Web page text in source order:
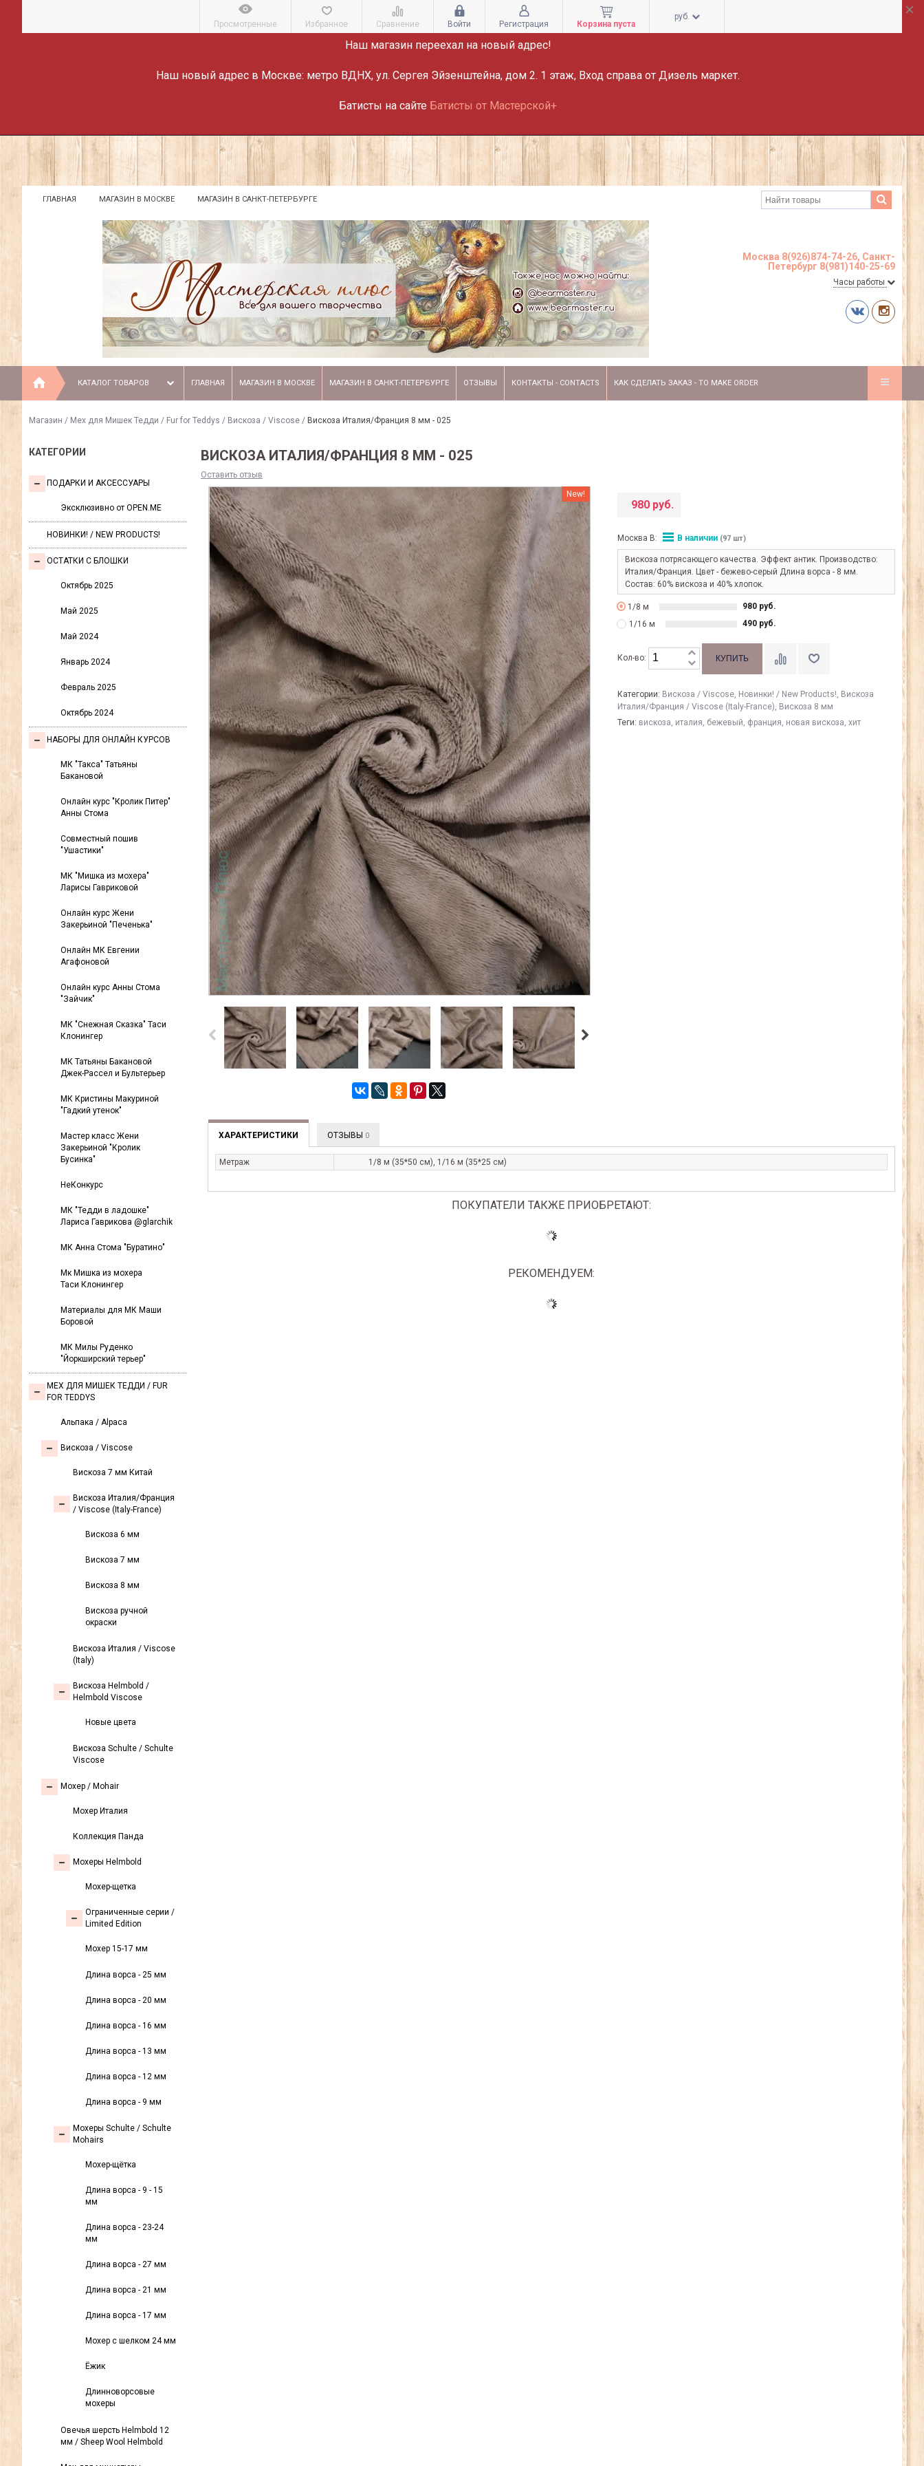
ВНИМАНИЕ!
Наш магазин переехал на новый адрес!
Наш новый адрес в Москве: метро ВДНХ, ул. Сергея Эйзенштейна, дом 2. 1 этаж, Вход справа от Дизель маркет.
Батисты на сайте Батисты от Мастерской+
Просмотренные Избранное Сравнение Войти Регистрация Корзина пуста
руб.
ГЛАВНАЯ МАГАЗИН В МОСКВЕ МАГАЗИН В САНКТ-ПЕТЕРБУРГЕ
Москва 8(926)874-74-26, Санкт-
Петербург 8(981)140-25-69
Часы работы
КАТАЛОГ ТОВАРОВ ГЛАВНАЯ МАГАЗИН В МОСКВЕ МАГАЗИН В САНКТ-ПЕТЕРБУРГЕ ОТЗЫВЫ КОНТАКТЫ - CONTACTS КАК СДЕЛАТЬ ЗАКАЗ - TO MAKE ORDER
Магазин / Мех для Мишек Тедди / Fur for Teddys / Вискоза / Viscose / Вискоза Италия/Франция 8 мм - 025
КАТЕГОРИИ
ПОДАРКИ И АКСЕССУАРЫ
Эксклюзивно от OPEN.ME
НОВИНКИ! / NEW PRODUCTS!
ОСТАТКИ С БЛОШКИ
Октябрь 2025
Май 2025
Май 2024
Январь 2024
Февраль 2025
Октябрь 2024
НАБОРЫ ДЛЯ ОНЛАЙН КУРСОВ
МК "Такса" Татьяны
Бакановой
Онлайн курс "Кролик Питер"
Анны Стома
Совместный пошив
"Ушастики"
МК "Мишка из мохера"
Ларисы Гавриковой
Онлайн курс Жени
Закерьиной "Печенька"
Онлайн МК Евгении
Агафоновой
Онлайн курс Анны Стома
"Зайчик"
МК "Снежная Сказка" Таси
Клонингер
МК Татьяны Бакановой
Джек-Рассел и Бультерьер
МК Кристины Макуриной
"Гадкий утенок"
Мастер класс Жени
Закерьиной "Кролик
Бусинка"
НеКонкурс
МК "Тедди в ладошке"
Лариса Гаврикова @glarchik
МК Анна Стома "Буратино"
Мк Мишка из мохера
Таси Клонингер
Материалы для МК Маши
Боровой
МК Милы Руденко
"Йоркширский терьер"
МЕХ ДЛЯ МИШЕК ТЕДДИ / FUR
FOR TEDDYS
Альпака / Alpaca
Вискоза / Viscose
Вискоза 7 мм Китай
Вискоза Италия/Франция
/ Viscose (Italy-France)
Вискоза 6 мм
Вискоза 7 мм
Вискоза 8 мм
Вискоза ручной
окраски
Вискоза Италия / Viscose
(Italy)
Вискоза Helmbold /
Helmbold Viscose
Новые цвета
Вискоза Sсhulte / Schulte
Viscose
Моxер / Mohair
Мохер Италия
Коллекция Панда
Мохеры Helmbold
Мохер-щетка
Ограниченные серии /
Limited Edition
Мохер 15-17 мм
Длина ворса - 25 мм
Длина ворса - 20 мм
Длина ворса - 16 мм
Длина ворса - 13 мм
Длина ворса - 12 мм
Длина ворса - 9 мм
Мохеры Sсhulte / Schulte
Mohairs
Мохер-щётка
Длина ворса - 9 - 15
мм
Длина ворса - 23-24
мм
Длина ворса - 27 мм
Длина ворса - 21 мм
Длина ворса - 17 мм
Мохер с шелком 24 мм
Ёжик
Длинноворсовые
мохеры
Овечья шерсть Helmbold 12
мм / Sheep Wool Helmbold
ВИСКОЗА ИТАЛИЯ/ФРАНЦИЯ 8 ММ - 025
Оставить отзыв
New!
980 руб.
Москва В: В наличии (97 шт)
Вискоза потрясающего качества. Эффект антик. Производство:
Италия/Франция. Цвет - бежево-серый Длина ворса - 8 мм.
Состав: 60% вискоза и 40% хлопок.
1/8 м
980 руб.
1/16 м
490 руб.
Кол-во:
Категории: Вискоза / Viscose, Новинки! / New Products!, Вискоза
Италия/Франция / Viscose (Italy-France), Вискоза 8 мм
Теги: вискоза, италия, бежевый, франция, новая вискоза, хит
ХАРАКТЕРИСТИКИ ОТЗЫВЫ 0
Метраж 1/8 м (35*50 см), 1/16 м (35*25 см)
ПОКУПАТЕЛИ ТАКЖЕ ПРИОБРЕТАЮТ:
РЕКОМЕНДУЕМ: